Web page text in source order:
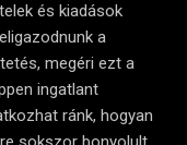
és kiadások
a
megéri ezt a
ingatlant
ránk, hogyan